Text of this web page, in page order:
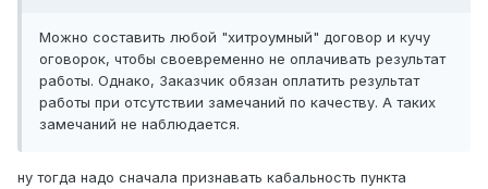
Можно составить любой "хитроумный" договор и кучу
оговорок, чтобы своевременно не оплачивать результат
работы. Однако, Заказчик обязан оплатить результат
работы при отсутствии замечаний по качеству. А таких
замечаний не наблюдается.
ну тогда надо сначала признавать кабальность пункта